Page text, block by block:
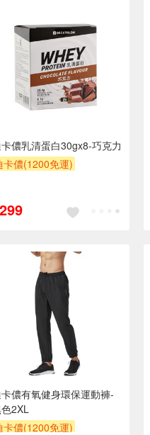
儂乳清蛋白30gx8-巧克力
卡儂(1200免運)
儂有氧健身環保運動褲-
2XL
卡儂(1200免運)